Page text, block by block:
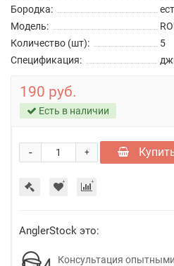
Бородка:
Модель:
Количество (шт):
5
Спецификация:
190 руб.
Есть в наличии
+
-
AnglerStock это:
Консультация